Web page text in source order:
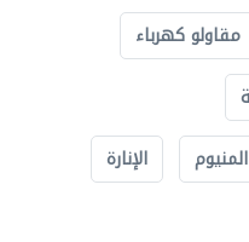
مقاولو كهرباء
المنيوم
الإنارة